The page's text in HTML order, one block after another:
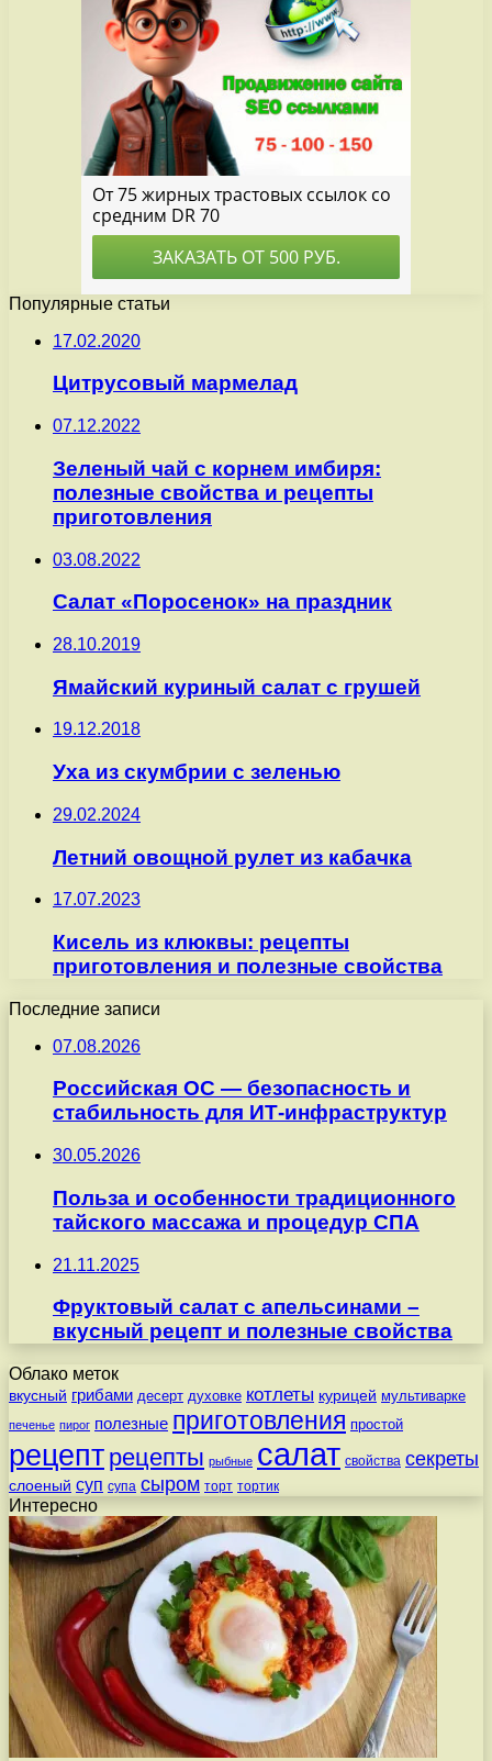
Популярные статьи
17.02.2020
Цитрусовый мармелад
07.12.2022
Зеленый чай с корнем имбиря:
полезные свойства и рецепты
приготовления
03.08.2022
Салат «Поросенок» на праздник
28.10.2019
Ямайский куриный салат с грушей
19.12.2018
Уха из скумбрии с зеленью
29.02.2024
Летний овощной рулет из кабачка
17.07.2023
Кисель из клюквы: рецепты
приготовления и полезные свойства
Последние записи
07.08.2026
Российская ОС — безопасность и
стабильность для ИТ-инфраструктур
30.05.2026
Польза и особенности традиционного
тайского массажа и процедур СПА
21.11.2025
Фруктовый салат с апельсинами –
вкусный рецепт и полезные свойства
Облако меток
вкусный грибами десерт духовке котлеты курицей мультиварке
печенье пирог полезные приготовления простой
рецепт рецепты рыбные салат свойства секреты
слоеный суп супа сыром торт тортик
Интересно